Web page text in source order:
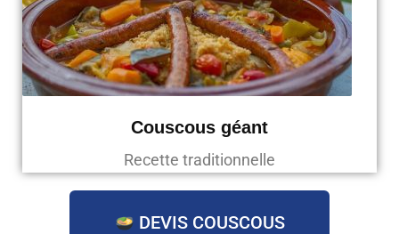
Couscous géant
Recette traditionnelle
DEVIS COUSCOUS